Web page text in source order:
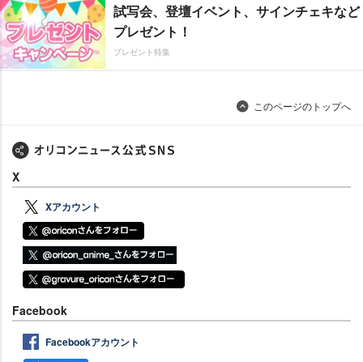
試写会、登壇イベント、サインチェキなど
プレゼント！
プレゼント特集
このページのトップへ
X
Xアカウント
Facebook
Facebookアカウント